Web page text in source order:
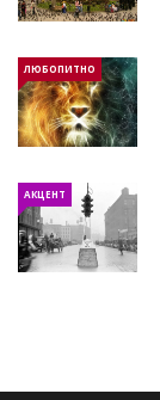
ЛЮБОПИТНО
АКЦЕНТ